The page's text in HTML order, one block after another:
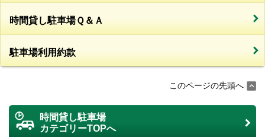
時間貸し駐車場Ｑ＆Ａ
駐車場利用約款
このページの先頭へ
時間貸し駐車場
カテゴリーTOPへ